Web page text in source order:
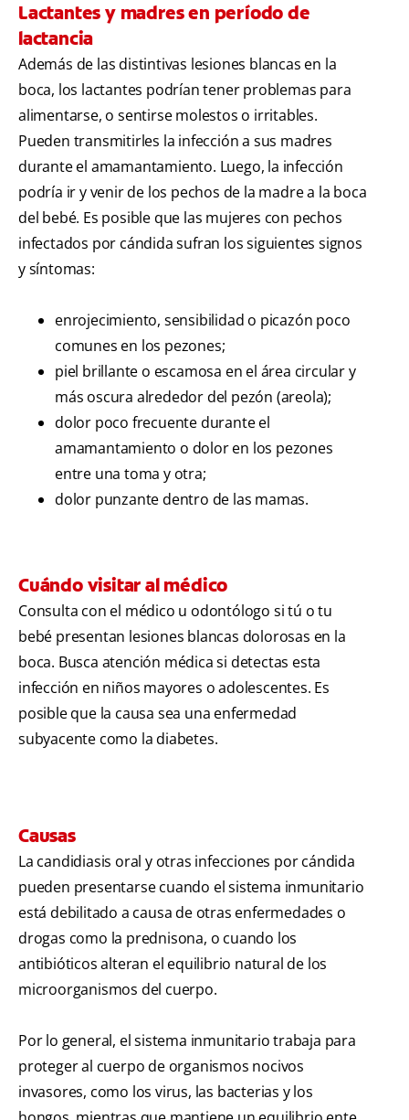
Lactantes y madres en período de
lactancia
Además de las distintivas lesiones blancas en la
boca, los lactantes podrían tener problemas para
alimentarse, o sentirse molestos o irritables.
Pueden transmitirles la infección a sus madres
durante el amamantamiento. Luego, la infección
podría ir y venir de los pechos de la madre a la boca
del bebé. Es posible que las mujeres con pechos
infectados por cándida sufran los siguientes signos
y síntomas:
enrojecimiento, sensibilidad o picazón poco
comunes en los pezones;
piel brillante o escamosa en el área circular y
más oscura alrededor del pezón (areola);
dolor poco frecuente durante el
amamantamiento o dolor en los pezones
entre una toma y otra;
dolor punzante dentro de las mamas.
Cuándo visitar al médico
Consulta con el médico u odontólogo si tú o tu
bebé presentan lesiones blancas dolorosas en la
boca. Busca atención médica si detectas esta
infección en niños mayores o adolescentes. Es
posible que la causa sea una enfermedad
subyacente como la diabetes.
Causas
La candidiasis oral y otras infecciones por cándida
pueden presentarse cuando el sistema inmunitario
está debilitado a causa de otras enfermedades o
drogas como la prednisona, o cuando los
antibióticos alteran el equilibrio natural de los
microorganismos del cuerpo.
Por lo general, el sistema inmunitario trabaja para
proteger al cuerpo de organismos nocivos
invasores, como los virus, las bacterias y los